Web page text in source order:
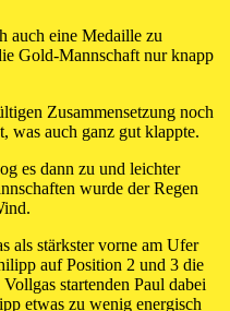
auch eine Medaille zu
Gold-Mannschaft nur knapp
Zusammensetzung noch
was auch ganz gut klappte.
es dann zu und leichter
wurde der Regen
als stärkster vorne am Ufer
auf Position 2 und 3 die
startenden Paul dabei
etwas zu wenig energisch